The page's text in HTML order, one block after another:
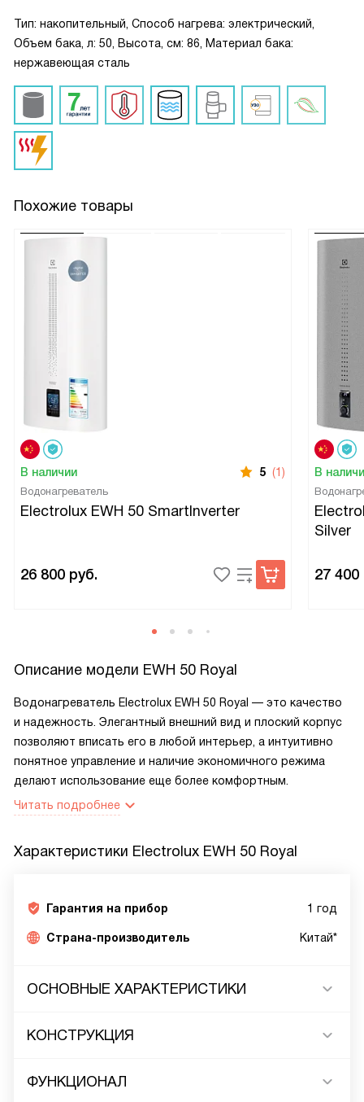
Тип: накопительный, Способ нагрева: электрический,
Объем бака, л: 50, Высота, см: 86, Материал бака:
нержавеющая сталь
Похожие товары
В наличии 5 (1)
Водонагреватель
Electrolux EWH 50 SmartInverter
26 800 руб.
В
Silver
27 400
Описание модели EWH 50 Royal
Водонагреватель Electrolux EWH 50 Royal — это качество
и надежность. Элегантный внешний вид и плоский корпус
позволяют вписать его в любой интерьер, а интуитивно
понятное управление и наличие экономичного режима
делают использование еще более комфортным.
Читать подробнее
Характеристики Electrolux EWH 50 Royal
Гарантия на прибор 1 год
Страна-производитель Китай*
ОСНОВНЫЕ ХАРАКТЕРИСТИКИ
КОНСТРУКЦИЯ
ФУНКЦИОНАЛ